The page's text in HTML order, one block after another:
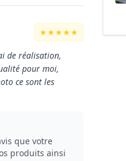
★★★★★
de réalisation,
pour moi,
ce sont les
que votre
produits ainsi